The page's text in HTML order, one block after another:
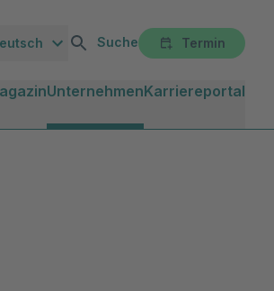
Suche Termin
UnternehmenKarriereportal